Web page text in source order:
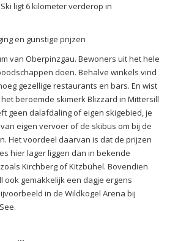
ligt 6 kilometer verderop in
en gunstige prijzen
van Oberpinzgau. Bewoners uit het hele
doen. Behalve winkels vind
gezellige restaurants en bars. En wist
beroemde skimerk Blizzard in Mittersill
geen dalafdaling of eigen skigebied, je
eigen vervoer of de skibus om bij de
Het voordeel daarvan is dat de prijzen
hier lager liggen dan in bekende
Kirchberg of Kitzbühel. Bovendien
ook gemakkelijk een dagje ergens
in de Wildkogel Arena bij